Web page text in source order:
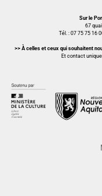
Sur le
67
Tél. : 07 75 75 16
>> À celles et ceux qui souhaitent
Et contact